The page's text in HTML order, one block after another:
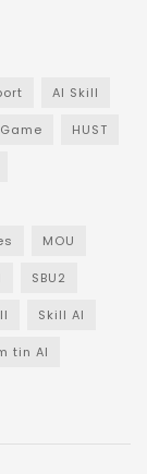
AI Skill
Game HUST
MOU
SBU2
Skill AI
tin AI